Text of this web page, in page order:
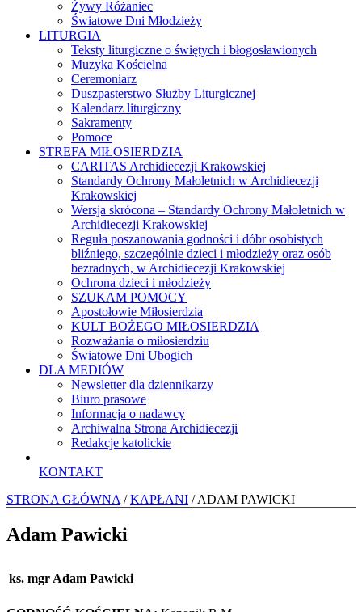
Żywy Różaniec
Światowe Dni Młodzieży
LITURGIA
Teksty liturgiczne o świętych i błogosławionych
Muzyka Kościelna
Ceremoniarz
Duszpasterstwo Służby Liturgicznej
Kalendarz liturgiczny
Sakramenty
Pomoce
STREFA MIŁOSIERDZIA
CARITAS Archidiecezji Krakowskiej
Standardy Ochrony Małoletnich w Archidiecezji
Krakowskiej
Wersja skrócona – Standardy Ochrony Małoletnich w
Archidiecezji Krakowskiej
Reguła poszanowania godności i dóbr osobistych
bliźniego, szczególnie dzieci i młodzieży oraz osób
bezradnych, w Archidiecezji Krakowskiej
Ochrona dzieci i młodzieży
SZUKAM POMOCY
Apostołowie Miłosierdzia
KULT BOŻEGO MIŁOSIERDZIA
Rozważania o miłosierdziu
Światowe Dni Ubogich
DLA MEDIÓW
Newsletter dla dziennikarzy
Biuro prasowe
Informacja o nadawcy
Archiwalna Strona Archidiecezji
Redakcje katolickie
KONTAKT
STRONA GŁÓWNA /KAPŁANI / ADAM PAWICKI
Adam Pawicki
ks. mgr Adam Pawicki